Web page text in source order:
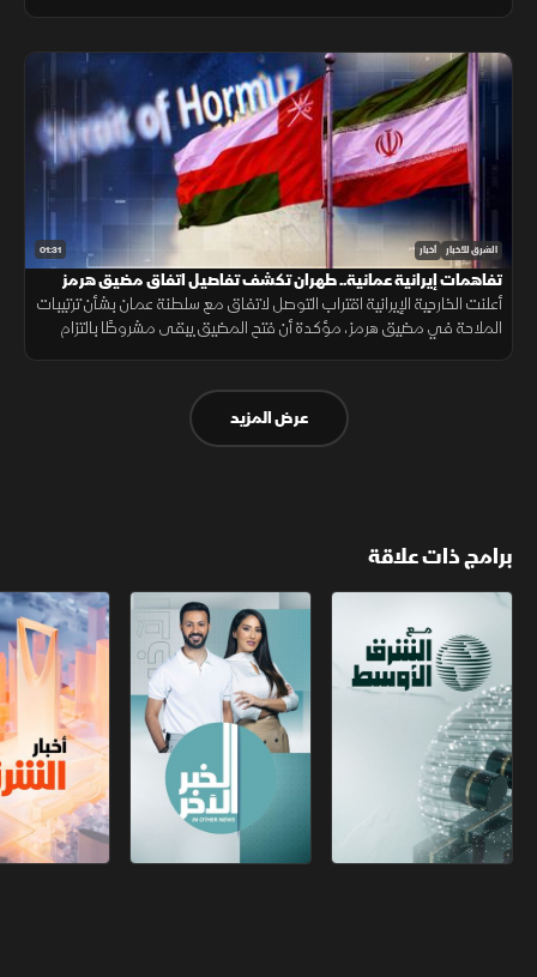
01:31 الشرق للأخبار أخبار
تفاهمات إيرانية عمانية.. طهران تكشف تفاصيل اتفاق مضيق هرمز
أعلنت الخارجية الإيرانية اقتراب التوصل لاتفاق مع سلطنة عمان بشأن ترتيبات
الملاحة في مضيق هرمز، مؤكدة أن فتح المضيق يبقى مشروطًا بالتزام
عرض المزيد
برامج ذات علاقة
مع الشرق الأوسط الخبر الآخر أخبار الشرق